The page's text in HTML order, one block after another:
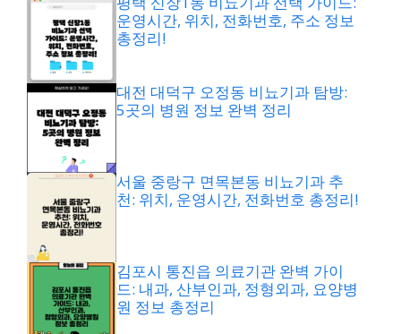
운영시간, 위치, 전화번호, 주소 정보
총정리!
대전 대덕구 오정동 비뇨기과 탐방:
5곳의 병원 정보 완벽 정리
서울 중랑구 면목본동 비뇨기과 추
천: 위치, 운영시간, 전화번호 총정리!
김포시 통진읍 의료기관 완벽 가이
드: 내과, 산부인과, 정형외과, 요양병
원 정보 총정리